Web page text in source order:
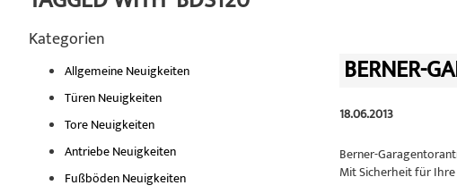
BERNER-
18.06.2013
Berner-
Mit Sicherheit für
Kategorien
Allgemeine Neuigkeiten
Türen Neuigkeiten
Tore Neuigkeiten
Antriebe Neuigkeiten
Fußböden Neuigkeiten